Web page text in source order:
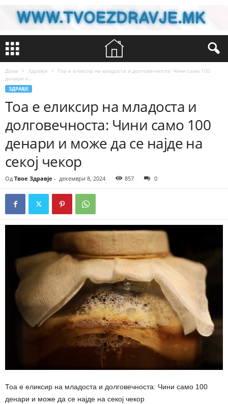
Дома Здравје
Тоа е еликсир на младоста и долговечноста: Чини само 100
дeнари и...
ЗДРАВЈЕ
Тоа е еликсир на младоста и
долговечноста: Чини само 100
дeнари и може да се најде на
секој чекор
Од Твое Здравје - декември 8, 2024 857 0
Тоа е еликсир на младоста и долговечноста: Чини само 100
дeнари и може да се најде на секој чекор